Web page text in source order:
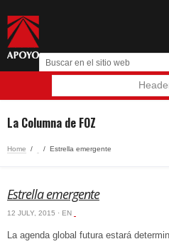
La Columna de FOZ
Home / / Estrella emergente
Estrella emergente
12 JULY, 2015 · EN
La agenda global futura estará